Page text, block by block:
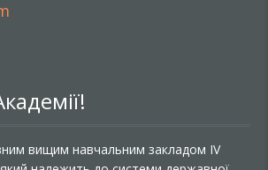
вищим навчальним закладом IV